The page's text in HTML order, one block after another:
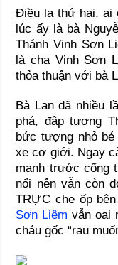
Điều lạ thứ hai, ai
lúc ấy là bà
Thánh Vinh Sơn
là cha Vinh Sơn
thỏa thuận với bà
Bà Lan đã nhiều
phá, đập tượng
bức tượng nhỏ
xe cơ giới. Ngay
manh trước cổng
nổi nên vẫn còn
TRỰC che ốp
Sơn Liêm vẫn oai
cháu gốc “rau